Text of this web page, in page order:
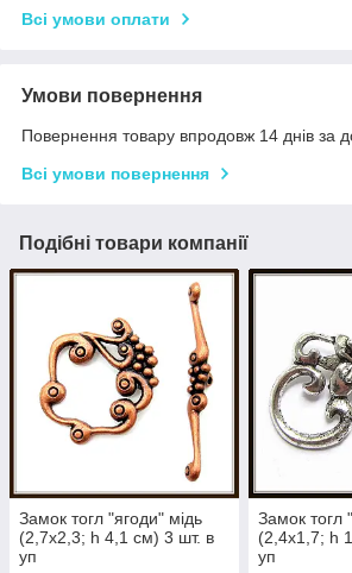
Всі умови оплати
Умови повернення
Повернення товару впродовж 14 днів за
Всі умови повернення
Подібні товари компанії
Замок тогл "ягоди" мідь
(2,7х2,3; h 4,1 см) 3 шт. в
уп
Замок тогл
(2,4х1,7; h
уп